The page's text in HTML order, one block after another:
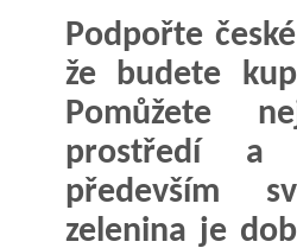
Podpořte
že budete
Pomůžete
prostředí a
především
zelenina je